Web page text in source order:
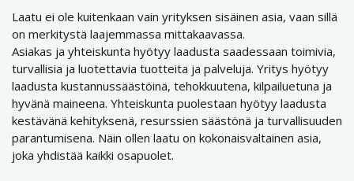
Laatu ei ole kuitenkaan vain yrityksen sisäinen asia, vaan sillä
on merkitystä laajemmassa mittakaavassa.
Asiakas ja yhteiskunta hyötyy laadusta saadessaan toimivia,
turvallisia ja luotettavia tuotteita ja palveluja. Yritys hyötyy
laadusta kustannussäästöinä, tehokkuutena, kilpailuetuna ja
hyvänä maineena. Yhteiskunta puolestaan hyötyy laadusta
kestävänä kehityksenä, resurssien säästönä ja turvallisuuden
parantumisena. Näin ollen laatu on kokonaisvaltainen asia,
joka yhdistää kaikki osapuolet.